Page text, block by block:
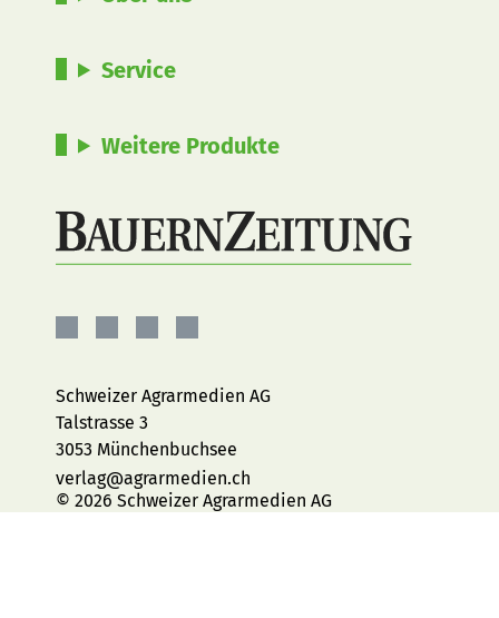
Service
Weitere Produkte
Facebook
Instagram
YouTubeLinkedIn
Schweizer Agrarmedien AG
Talstrasse 3
3053 Münchenbuchsee
verlag@agrarmedien.ch
© 2026 Schweizer Agrarmedien AG